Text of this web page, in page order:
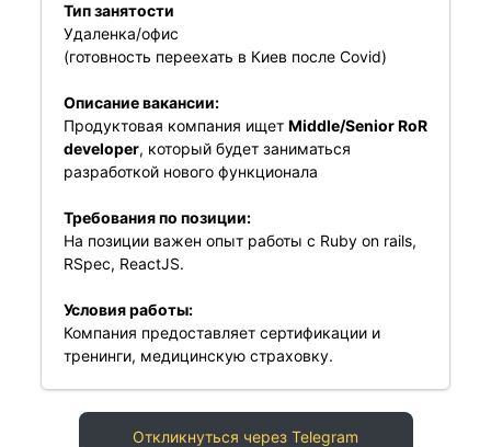
Тип занятости
Удаленка/офис
(готовность переехать в Киев после Covid)
Описание вакансии:
Продуктовая компания ищет Middle/Senior RoR
developer, который будет заниматься
разработкой нового функционала
Требования по позиции:
На позиции важен опыт работы с Ruby on rails,
RSpec, ReactJS.
Условия работы:
Компания предоставляет сертификации и
тренинги, медицинскую страховку.
Откликнуться через Telegram